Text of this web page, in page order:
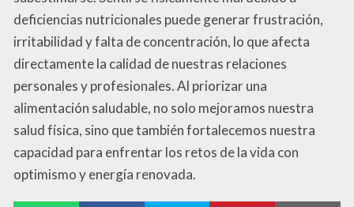
deficiencias nutricionales puede generar frustración,
irritabilidad y falta de concentración, lo que afecta
directamente la calidad de nuestras relaciones
personales y profesionales. Al priorizar una
alimentación saludable, no solo mejoramos nuestra
salud física, sino que también fortalecemos nuestra
capacidad para enfrentar los retos de la vida con
optimismo y energía renovada.